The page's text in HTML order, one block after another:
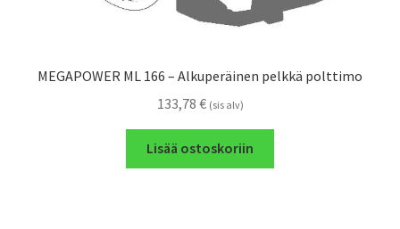
MEGAPOWER ML 166 – Alkuperäinen pelkkä polttimo
133,78 € (sis alv)
Lisää ostoskoriin